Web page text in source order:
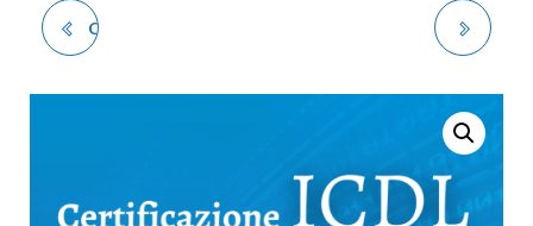
CERTIFICAZIONE ICDL
ODONTOIATRICO ASO